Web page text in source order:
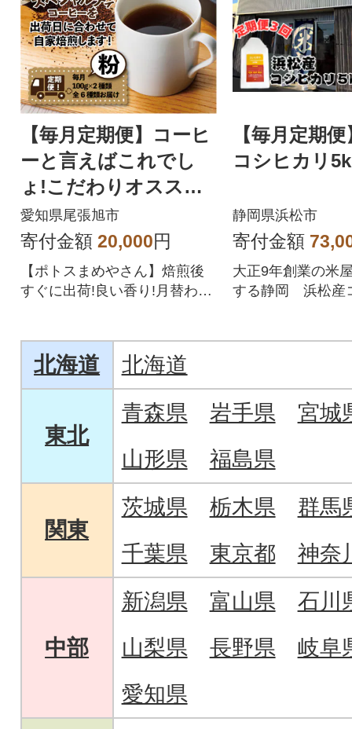
【毎月定期便】コーヒ
ーと言えばこれでし
ょ!こだわりオススメ
「3ヶ月コース(粉)」全
3回
愛知県尾張旭市
寄付金額 20,000円
【ポトスまめやさん】焙煎後
すぐに出荷!良い香り!月替わり
【毎月定期
コシヒカリ
静岡県浜松市
寄付金額
大正9年創業の米
する静岡 浜松産
北海道 北海道
東北
青森県 岩手県
宮城
山形県
福島県
関東
茨城県 栃木県
群馬
千葉県
東京都 神奈
中部
新潟県 富山県
石川
山梨県
長野県
岐阜
愛知県